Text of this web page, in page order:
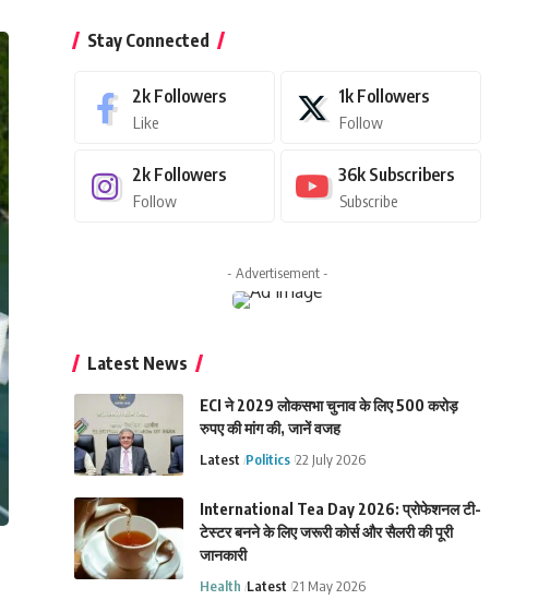
Stay Connected
2k Followers
Like
1k Followers
Follow
2k Followers
Follow
36k Subscribers
Subscribe
- Advertisement -
Latest News
ECI ने 2029 लोकसभा चुनाव के लिए 500 करोड़
रुपए की मांग की, जानें वजह
Latest Politics 22 July 2026
International Tea Day 2026: प्रोफेशनल टी-
टेस्टर बनने के लिए जरूरी कोर्स और सैलरी की पूरी
जानकारी
Health Latest 21 May 2026